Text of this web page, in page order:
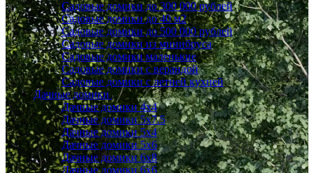
Садовые домики до 300 000 рублей
Садовые домики до 40 м2
Садовые домики до 500 000 рублей
Садовые домики из минибруса
Садовые домики маленькие
Садовые домики с верандой
Садовые домики с летней кухней
Дачные домики
Дачные домики 4х4
Дачные домики 5x7.5
Дачные домики 5х4
Дачные домики 5х6
Дачные домики 6x8
Дачные домики 6х6